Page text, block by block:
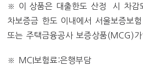
※ 이 상품은 대출한도 산정 시 차감
차보증금 한도 이내에서 서울보증보
또는 주택금융공사 보증상품(MCG)가
※ MCI보험료:은행부담